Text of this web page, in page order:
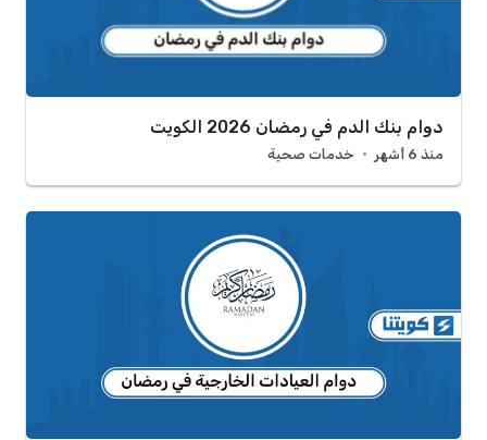
دوام بنك الدم في رمضان 2026 الكويت
منذ 6 أشهر خدمات صحية